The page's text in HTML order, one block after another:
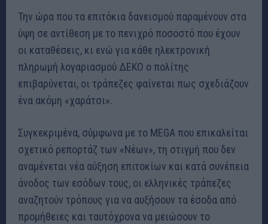
Την ώρα που τα επιτόκια δανεισμού παραμένουν στα
ύψη σε αντίθεση με το πενιχρό ποσοστό που έχουν
οι καταθέσεις, κι ενώ για κάθε ηλεκτρονική
πληρωμή λογαριασμού ΔΕΚΟ ο πολίτης
επιβαρύνεται, οι τράπεζες φαίνεται πως σχεδιάζουν
ένα ακόμη «χαράτσι».
Συγκεκριμένα, σύμφωνα με το MEGA που επικαλείται
σχετικό ρεπορτάζ των «Νέων», τη στιγμή που δεν
αναμένεται νέα αύξηση επιτοκίων και κατά συνέπεια
άνοδος των εσόδων τους, οι ελληνικές τράπεζες
αναζητούν τρόπους για να αυξήσουν τα έσοδα από
προμήθειες και ταυτόχρονα να μειώσουν το